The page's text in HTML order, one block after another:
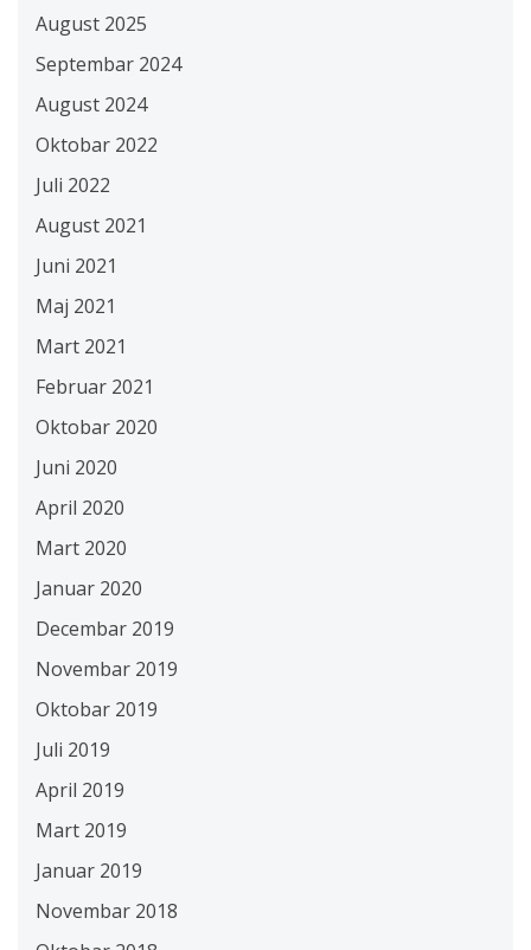
August 2025
Septembar 2024
August 2024
Oktobar 2022
Juli 2022
August 2021
Juni 2021
Maj 2021
Mart 2021
Februar 2021
Oktobar 2020
Juni 2020
April 2020
Mart 2020
Januar 2020
Decembar 2019
Novembar 2019
Oktobar 2019
Juli 2019
April 2019
Mart 2019
Januar 2019
Novembar 2018